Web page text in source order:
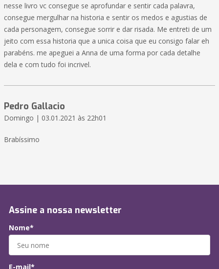
nesse livro vc consegue se aprofundar e sentir cada palavra,
consegue mergulhar na historia e sentir os medos e agustias de
cada personagem, consegue sorrir e dar risada. Me entreti de um
jeito com essa historia que a unica coisa que eu consigo falar eh
parabéns. me apeguei a Anna de uma forma por cada detalhe
dela e com tudo foi incrivel.
Pedro Gallacio
Domingo | 03.01.2021 às 22h01
Brabíssimo
Assine a nossa newsletter
Nome*
E-mail*